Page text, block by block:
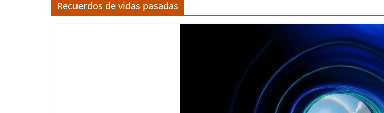
Recuerdos de vidas pasadas